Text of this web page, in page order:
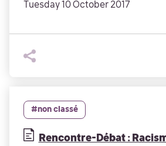
Tuesday 10 October 2017
#non classé
Rencontre-Débat :